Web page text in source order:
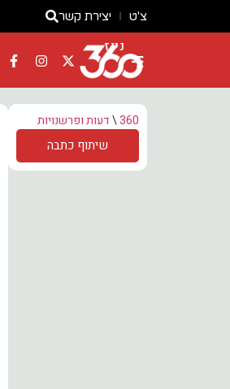
צ'ט יצירת קשר
ניוז
360
\דעות ופרשנויות
שיתוף כתבה